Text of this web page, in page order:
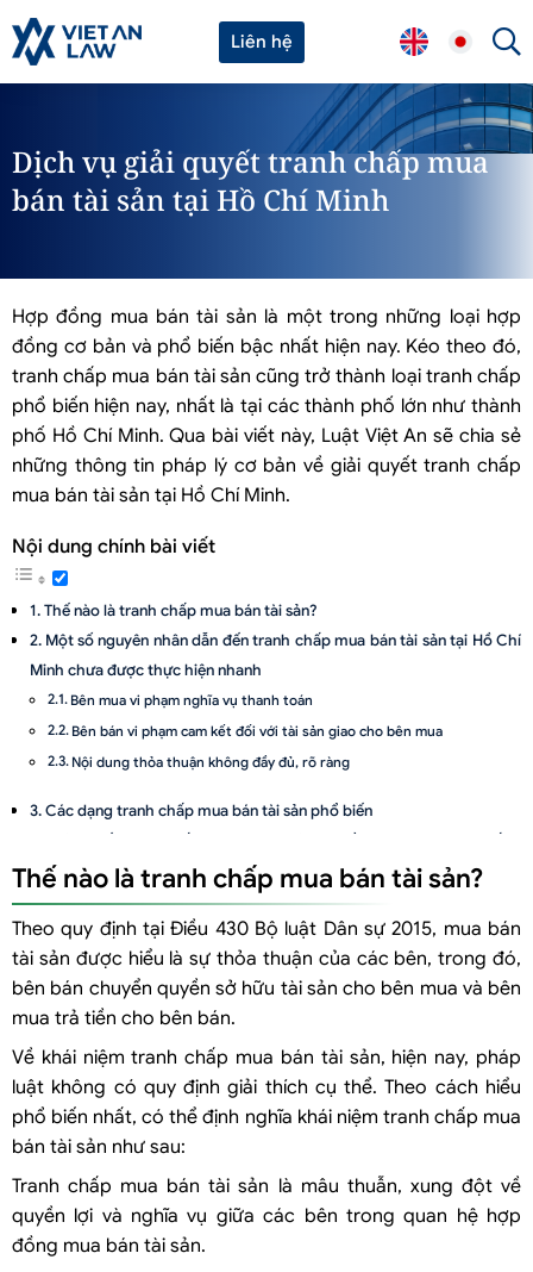
Liên hệ
Dịch vụ giải quyết tranh chấp mua
bán tài sản tại Hồ Chí Minh
Hợp đồng mua bán tài sản là một trong những loại hợp
đồng cơ bản và phổ biến bậc nhất hiện nay. Kéo theo đó,
tranh chấp mua bán tài sản cũng trở thành loại tranh chấp
phổ biến hiện nay, nhất là tại các thành phố lớn như thành
phố Hồ Chí Minh. Qua bài viết này, Luật Việt An sẽ chia sẻ
những thông tin pháp lý cơ bản về giải quyết tranh chấp
mua bán tài sản tại Hồ Chí Minh.
Nội dung chính bài viết
Thế nào là tranh chấp mua bán tài sản?
Một số nguyên nhân dẫn đến tranh chấp mua bán tài sản tại Hồ Chí
Minh chưa được thực hiện nhanh
Bên mua vi phạm nghĩa vụ thanh toán
Bên bán vi phạm cam kết đối với tài sản giao cho bên mua
Nội dung thỏa thuận không đầy đủ, rõ ràng
Các dạng tranh chấp mua bán tài sản phổ biến
Giải quyết tranh chấp mua bán tài sản tại Hồ Chí Minh nhanh nhất
Thương lượng
Hòa giải
Trọng tài thương mại
Điều kiện
Đặc trưng
Thẩm quyền của Tòa án theo cấp
Thẩm quyền của Tòa án theo lãnh thổ
Tài liệu khách hàng cần cung cấp khi giải quyết tranh chấp mua bán
tài sản
Phí, lệ phí giải quyết tranh chấp mua bán tài sản
Một số câu hỏi liên quan
Thế nào là tranh chấp mua bán tài sản?
Theo quy định tại Điều 430 Bộ luật Dân sự 2015, mua bán
tài sản được hiểu là sự thỏa thuận của các bên, trong đó,
bên bán chuyển quyền sở hữu tài sản cho bên mua và bên
mua trả tiền cho bên bán.
Về khái niệm tranh chấp mua bán tài sản, hiện nay, pháp
luật không có quy định giải thích cụ thể. Theo cách hiểu
phổ biến nhất, có thể định nghĩa khái niệm tranh chấp mua
bán tài sản như sau:
Tranh chấp mua bán tài sản là mâu thuẫn, xung đột về
quyền lợi và nghĩa vụ giữa các bên trong quan hệ hợp
đồng mua bán tài sản.